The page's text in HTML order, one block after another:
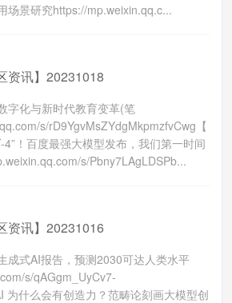
场景研究https://mp.weixin.qq.c...
资讯】20231018
字化与新时代教育变革(笔
s/rD9YgvMsZYdgMkpmzfvCwg【
4”！百度最强大模型发布，我们第一时间
s/Pbny7LAgLDSPb...
资讯】20231016
成式AI报告，预测2030可达人类水平
s/qAGgm_UyCv7-
为什么会有创造力？范畴论刻画大模型创